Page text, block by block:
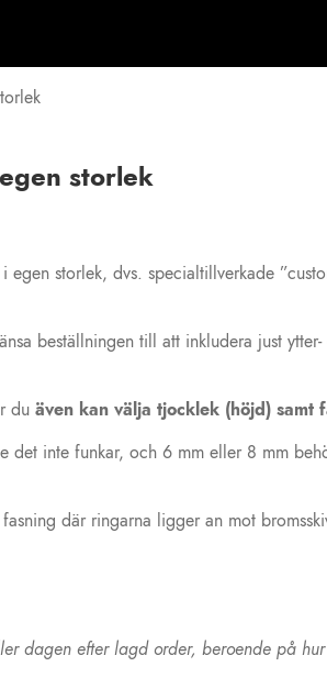
storlek
egen storlek, dvs. specialtillverkade
beställningen till att inkludera just
du även kan välja tjocklek (höjd) samt
inte funkar, och 6 mm eller 8 mm
där ringarna ligger an mot
dagen efter lagd order, beroende på